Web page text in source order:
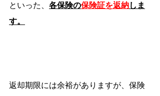
といった、 各保険の保険証を返納しま
す。
返却期限には余裕がありますが、保険